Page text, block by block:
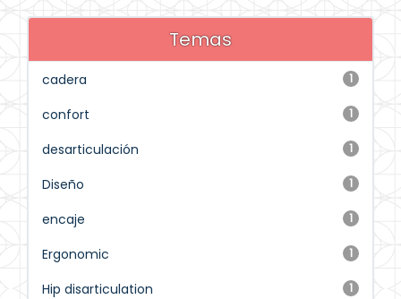
Temas
1
cadera
1
confort
1
desarticulación
1
Diseño
1
encaje
1
Ergonomic
1
Hip disarticulation